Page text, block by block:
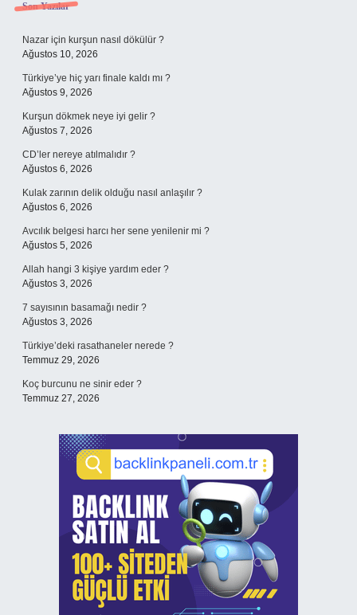
Sidebar
Son Yazılar
Nazar için kurşun nasıl dökülür ?
Ağustos 10, 2026
Türkiye’ye hiç yarı finale kaldı mı ?
Ağustos 9, 2026
Kurşun dökmek neye iyi gelir ?
Ağustos 7, 2026
CD’ler nereye atılmalıdır ?
Ağustos 6, 2026
Kulak zarının delik olduğu nasıl anlaşılır ?
Ağustos 6, 2026
Avcılık belgesi harcı her sene yenilenir mi ?
Ağustos 5, 2026
Allah hangi 3 kişiye yardım eder ?
Ağustos 3, 2026
7 sayısının basamağı nedir ?
Ağustos 3, 2026
Türkiye’deki rasathaneler nerede ?
Temmuz 29, 2026
Koç burcunu ne sinir eder ?
Temmuz 27, 2026